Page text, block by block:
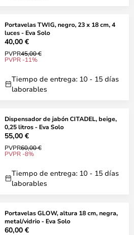
Portavelas TWIG, negro, 23 x 18 cm, 4
luces - Eva Solo
40,00 €
PVPR45,00 €
PVPR -11%
Tiempo de entrega: 10 - 15 días
laborables
Dispensador de jabón CITADEL, beige,
0,25 litros - Eva Solo
55,00 €
PVPR60,00 €
PVPR -8%
Tiempo de entrega: 10 - 15 días
laborables
Portavelas GLOW, altura 18 cm, negra,
metal/vidrio - Eva Solo
60,00 €